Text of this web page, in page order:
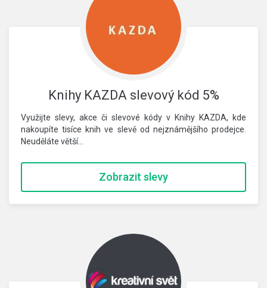
Knihy KAZDA slevový kód 5%
Využijte slevy, akce či slevové kódy v Knihy KAZDA, kde
nakoupíte tisíce knih ve slevě od nejznámějšího prodejce.
Neuděláte větší…
Zobrazit slevy